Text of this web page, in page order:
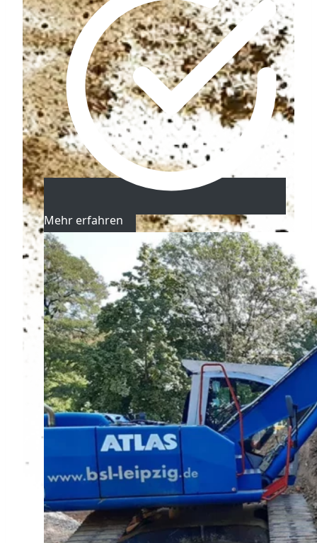
Mehr erfahren